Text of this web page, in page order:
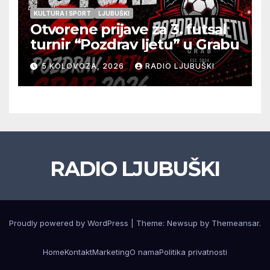
Grma “vratio u igru”
KULTURA I SPORT LJUBUŠKI
Otvorene prijave za 3. futsal
turnir “Pozdrav ljetu” u Grabu
5 KOLOVOZA, 2026 RADIO LJUBUŠKI
RADIO LJUBUŠKI
Proudly powered by WordPress Theme: Newsup by Themeansar.
HomeKontaktMarketingO namaPolitika privatnosti